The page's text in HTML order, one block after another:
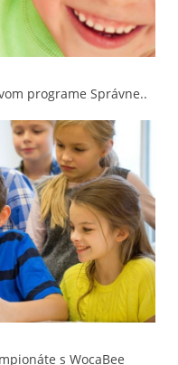
programe Správne..
s WocaBee